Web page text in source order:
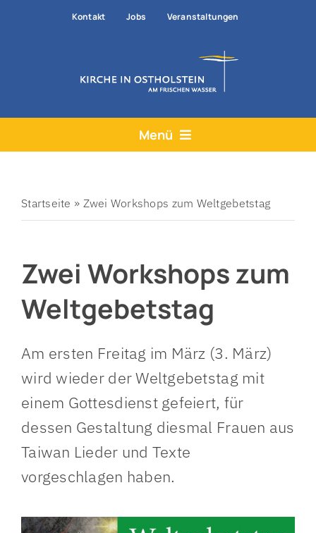
Kontakt Jobs Veranstaltungen
Menü
Angebote
Der Kirchenkreis
Prävention
Startseite » Zwei Workshops zum Weltgebetstag
Zwei Workshops zum
Weltgebetstag
Am ersten Freitag im März (3. März)
wird wieder der Weltgebetstag mit
einem Gottesdienst gefeiert, für
dessen Gestaltung diesmal Frauen aus
Taiwan Lieder und Texte
vorgeschlagen haben.